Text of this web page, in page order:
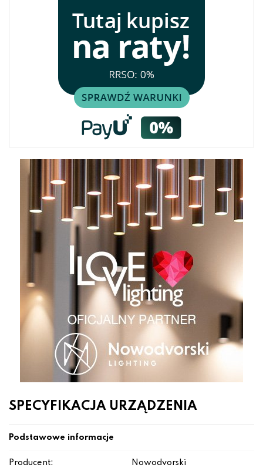
SPECYFIKACJA URZĄDZENIA
Podstawowe informacje
Producent: Nowodvorski